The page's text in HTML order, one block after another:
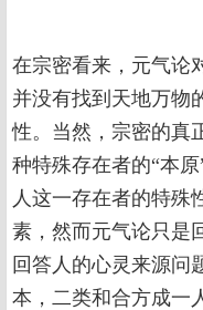
在宗密看来，元气论
并没有找到天地万物
性。当然，宗密的真
种特殊存在者的“本
人这一存在者的特殊
素，然而元气论只是
回答人的心灵来源问
本，二类和合方成一